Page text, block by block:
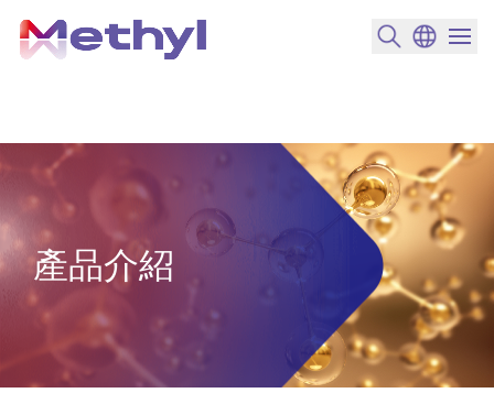
搜尋產品
變更語言
選單
產品介紹